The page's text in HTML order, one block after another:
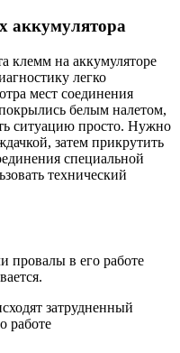
аккумулятора
клемм на аккумуляторе
легко
мест соединения
белым налетом,
ситуацию просто. Нужно
затем прикрутить
специальной
технический
провалы в его работе
затрудненный
работе